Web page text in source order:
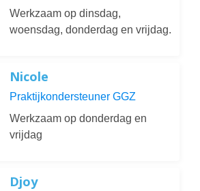
Werkzaam op dinsdag,
woensdag, donderdag en vrijdag.
Nicole
Praktijkondersteuner GGZ
Werkzaam op donderdag en
vrijdag
Djoy